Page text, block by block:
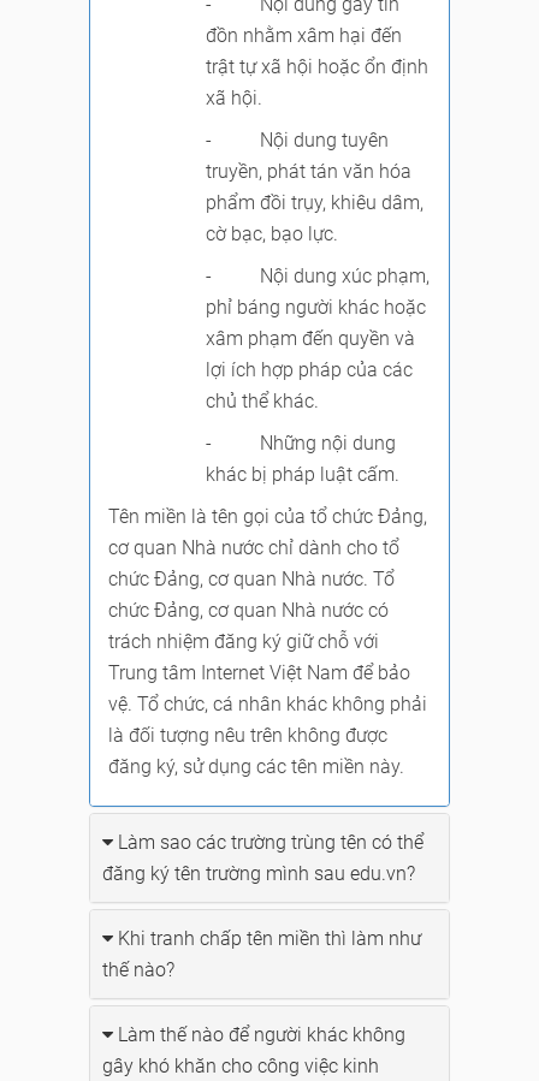
đồn nhằm xâm hại đến
trật tự xã hội hoặc ổn định
xã hội.
- Nội dung tuyên
truyền, phát tán văn hóa
phẩm đồi trụy, khiêu dâm,
cờ bạc, bạo lực.
- Nội dung xúc phạm,
phỉ báng người khác hoặc
xâm phạm đến quyền và
lợi ích hợp pháp của các
chủ thể khác.
- Những nội dung
khác bị pháp luật cấm.
Tên miền là tên gọi của tổ chức Đảng,
cơ quan Nhà nước chỉ dành cho tổ
chức Đảng, cơ quan Nhà nước. Tổ
chức Đảng, cơ quan Nhà nước có
trách nhiệm đăng ký giữ chỗ với
Trung tâm Internet Việt Nam để bảo
vệ. Tổ chức, cá nhân khác không phải
là đối tượng nêu trên không được
đăng ký, sử dụng các tên miền này.
Làm sao các trường trùng tên có thể
đăng ký tên trường mình sau edu.vn?
Khi tranh chấp tên miền thì làm như
thế nào?
Làm thế nào để người khác không
gây khó khăn cho công việc kinh